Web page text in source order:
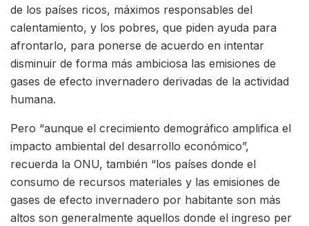
de los países ricos, máximos responsables del
calentamiento, y los pobres, que piden ayuda para
afrontarlo, para ponerse de acuerdo en intentar
disminuir de forma más ambiciosa las emisiones de
gases de efecto invernadero derivadas de la actividad
humana.
Pero “aunque el crecimiento demográfico amplifica el
impacto ambiental del desarrollo económico”,
recuerda la ONU, también “los países donde el
consumo de recursos materiales y las emisiones de
gases de efecto invernadero por habitante son más
altos son generalmente aquellos donde el ingreso per